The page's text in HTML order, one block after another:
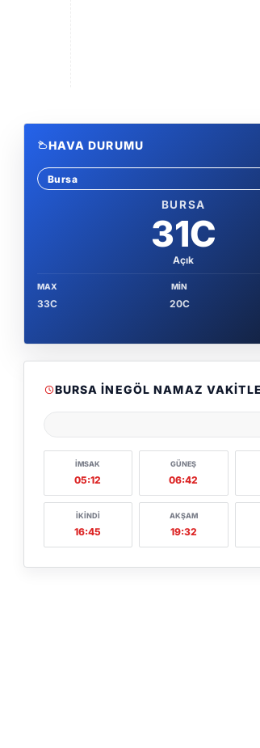
HAVA DURUMU
Sehir sec
BURSA
31C
Açık
MAX
33C
MIN
20C
BURSA İNEGÖL NAMAZ
İMSAK
05:12
GÜNEŞ
06:42
İKINDI
16:45
AKŞAM
19:32